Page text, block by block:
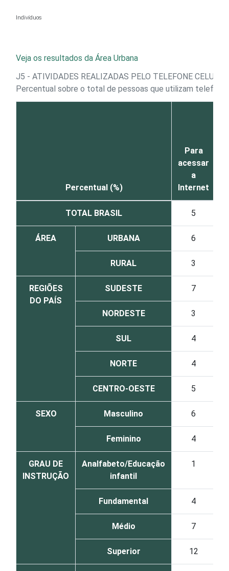
Indivíduos
Veja os resultados da Área Urbana
J5 - ATIVIDADES REALIZADAS PELO TELEFONE CELULAR
Percentual sobre o total de pessoas que utilizam
Percentual (%)
Para
acessar
a
Internet
TOTAL BRASIL 5
ÁREA URBANA 6
RURAL 3
REGIÕES
DO PAÍS
SUDESTE 7
NORDESTE 3
SUL 4
NORTE 4
CENTRO-OESTE 5
SEXO Masculino 6
Feminino 4
GRAU DE
INSTRUÇÃO
Analfabeto/Educação
infantil
1
Fundamental 4
Médio 7
Superior 12